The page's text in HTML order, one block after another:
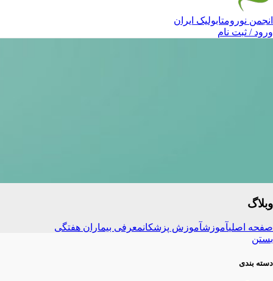
انجمن نورومتابولیک ایران
ورود / ثبت نام
وبلاگ
صفحه اصلیآموزشآموزش پزشکانمعرفی بیماران هفتگی
بستن
دسته بندی